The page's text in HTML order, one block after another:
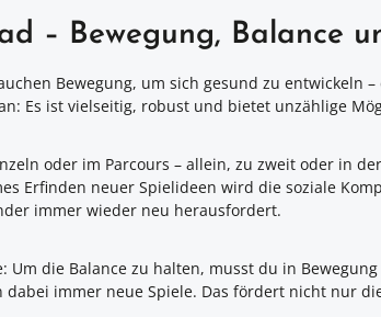
– Bewegung, Balance
Bewegung, um sich gesund zu
Es ist vielseitig, robust und bietet unzählige
oder im Parcours – allein, zu zweit oder in
Erfinden neuer Spielideen wird die soziale
immer wieder neu herausfordert.
Um die Balance zu halten, musst du in
immer neue Spiele. Das fördert nicht nur